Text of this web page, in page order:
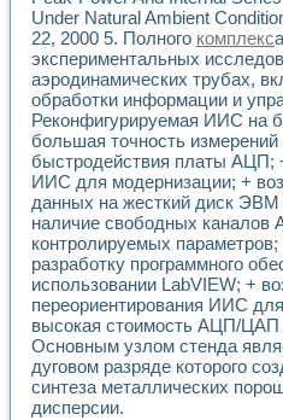
Under Natural Ambient
22, 2000 5. Полного комплекс
экспериментальных
аэродинамических трубах,
обработки информации и
Реконфигурируемая ИИС на
большая точность измерений
быстродействия платы АЦП;
ИИС для модернизации; +
данных на жесткий диск
наличие свободных каналов
контролируемых
разработку программного
использовании LabVIEW; +
переориентирования ИИС
высокая стоимость АЦП/ЦАП
Основным узлом стенда
дуговом разряде которого
синтеза металлических
дисперсии.